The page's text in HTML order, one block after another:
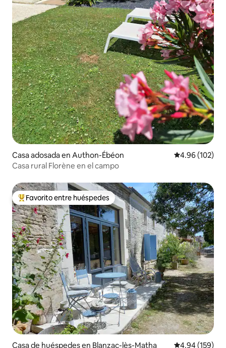
Casa adosada en Authon-Ébéon Calificación
4.96 (102)
Casa rural Florène en el campo
Favorito entre huéspedes preferido
Favorito entre huéspedes
Casa de huéspedes en Blanzac-lès-Matha Calificación
4.94 (159)